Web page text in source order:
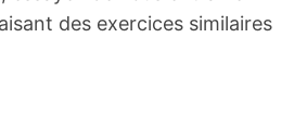
des exercices similaires